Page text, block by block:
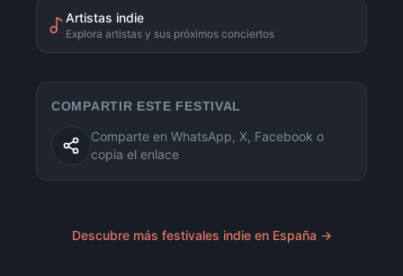
Artistas indie
Explora artistas y sus próximos conciertos
COMPARTIR ESTE FESTIVAL
Comparte en WhatsApp, X, Facebook o
copia el enlace
Descubre más festivales indie en España →